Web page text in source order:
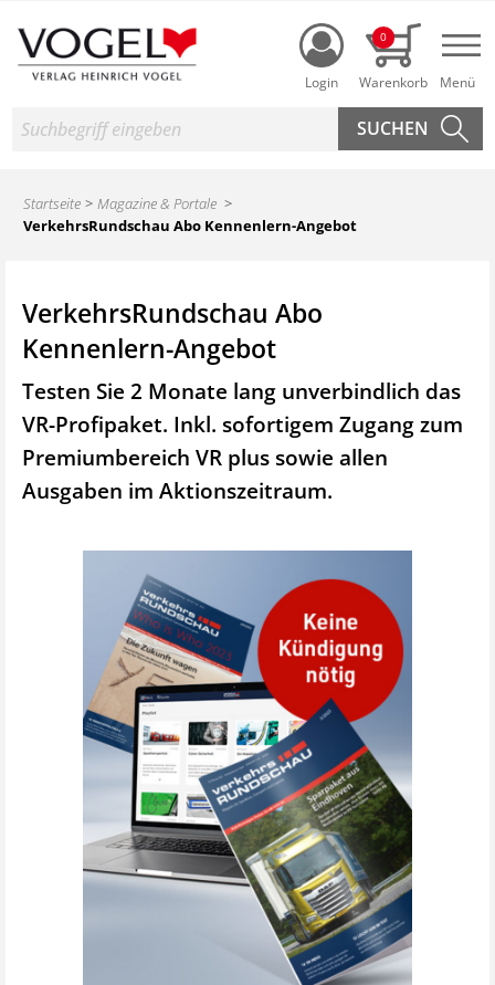
Login
0
Suche
Startseite
Magazine & Portale
VerkehrsRundschau Abo Kennenlern-Angebot
VerkehrsRundschau Abo
Kennenlern-Angebot
Testen Sie 2 Monate lang unverbindlich das
VR-Profipaket. Inkl. sofortigem Zugang zum
Premiumbereich VR plus sowie allen
Ausgaben im Aktionszeitraum.